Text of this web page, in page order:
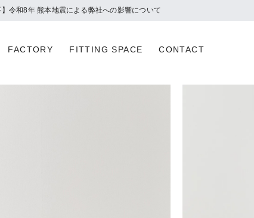
夏季休業のお知らせ
FACTORY FITTING SPACE CONTACT